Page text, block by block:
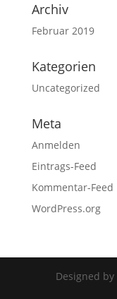
Archiv
Februar 2019
Kategorien
Uncategorized
Meta
Anmelden
Eintrags-Feed
Kommentar-Feed
WordPress.org
Designed by